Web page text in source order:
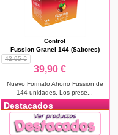
Control
Fussion Granel 144 (Sabores)
42,95 €
39,90 €
Nuevo Formato Ahorro Fussion de
144 unidades. Los prese...
Destacados